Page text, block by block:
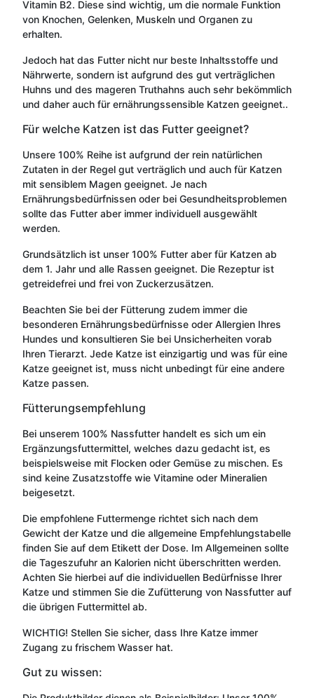
Vitamin B2. Diese sind wichtig, um die normale Funktion
von Knochen, Gelenken, Muskeln und Organen zu
erhalten.
Jedoch hat das Futter nicht nur beste Inhaltsstoffe und
Nährwerte, sondern ist aufgrund des gut verträglichen
Huhns und des mageren Truthahns auch sehr bekömmlich
und daher auch für ernährungssensible Katzen geeignet..
Für welche Katzen ist das Futter geeignet?
Unsere 100% Reihe ist aufgrund der rein natürlichen
Zutaten in der Regel gut verträglich und auch für Katzen
mit sensiblem Magen geeignet. Je nach
Ernährungsbedürfnissen oder bei Gesundheitsproblemen
sollte das Futter aber immer individuell ausgewählt
werden.
Grundsätzlich ist unser 100% Futter aber für Katzen ab
dem 1. Jahr und alle Rassen geeignet. Die Rezeptur ist
getreidefrei und frei von Zuckerzusätzen.
Beachten Sie bei der Fütterung zudem immer die
besonderen Ernährungsbedürfnisse oder Allergien Ihres
Hundes und konsultieren Sie bei Unsicherheiten vorab
Ihren Tierarzt. Jede Katze ist einzigartig und was für eine
Katze geeignet ist, muss nicht unbedingt für eine andere
Katze passen.
Fütterungsempfehlung
Bei unserem 100% Nassfutter handelt es sich um ein
Ergänzungsfuttermittel, welches dazu gedacht ist, es
beispielsweise mit Flocken oder Gemüse zu mischen. Es
sind keine Zusatzstoffe wie Vitamine oder Mineralien
beigesetzt.
Die empfohlene Futtermenge richtet sich nach dem
Gewicht der Katze und die allgemeine Empfehlungstabelle
finden Sie auf dem Etikett der Dose. Im Allgemeinen sollte
die Tageszufuhr an Kalorien nicht überschritten werden.
Achten Sie hierbei auf die individuellen Bedürfnisse Ihrer
Katze und stimmen Sie die Zufütterung von Nassfutter auf
die übrigen Futtermittel ab.
WICHTIG! Stellen Sie sicher, dass Ihre Katze immer
Zugang zu frischem Wasser hat.
Gut zu wissen: